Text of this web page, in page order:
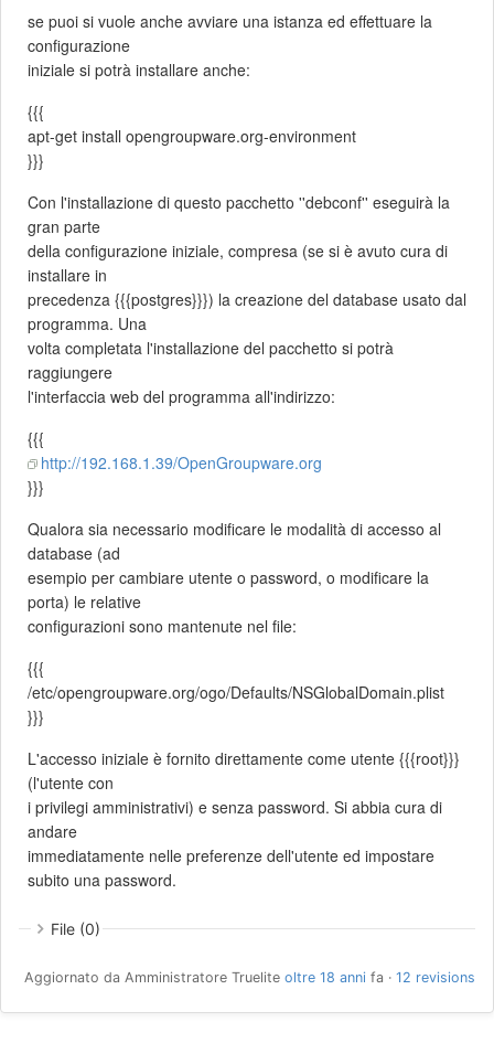
se puoi si vuole anche avviare una istanza ed effettuare la
configurazione
iniziale si potrà installare anche:
{{{
apt-get install opengroupware.org-environment
}}}
Con l'installazione di questo pacchetto ''debconf'' eseguirà la
gran parte
della configurazione iniziale, compresa (se si è avuto cura di
installare in
precedenza {{{postgres}}}) la creazione del database usato dal
programma. Una
volta completata l'installazione del pacchetto si potrà
raggiungere
l'interfaccia web del programma all'indirizzo:
{{{
http://192.168.1.39/OpenGroupware.org
}}}
Qualora sia necessario modificare le modalità di accesso al
database (ad
esempio per cambiare utente o password, o modificare la
porta) le relative
configurazioni sono mantenute nel file:
{{{
/etc/opengroupware.org/ogo/Defaults/NSGlobalDomain.plist
}}}
L'accesso iniziale è fornito direttamente come utente {{{root}}}
(l'utente con
i privilegi amministrativi) e senza password. Si abbia cura di
andare
immediatamente nelle preferenze dell'utente ed impostare
subito una password.
File (0)
Aggiornato da Amministratore Truelite oltre 18 anni fa · 12 revisions